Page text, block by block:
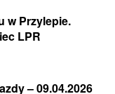
w Przylepie.
LPR
– 09.04.2026